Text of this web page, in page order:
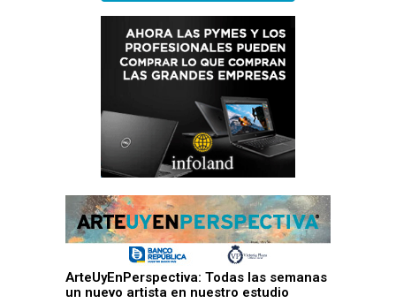
ArteUyEnPerspectiva: Todas las semanas
un nuevo artista en nuestro estudio